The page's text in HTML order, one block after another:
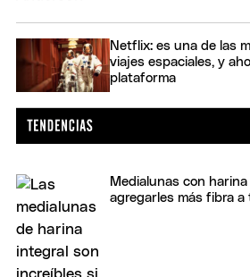
Netflix: es una de las
viajes espaciales, y
plataforma
Medialunas con
agregarles más fibra